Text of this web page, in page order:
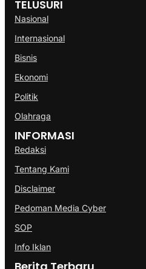
TELUSURI
Nasional
Internasional
Bisnis
Ekonomi
Politik
Olahraga
INFORMASI
Redaksi
Tentang Kami
Disclaimer
Pedoman Media Cyber
SOP
Info Iklan